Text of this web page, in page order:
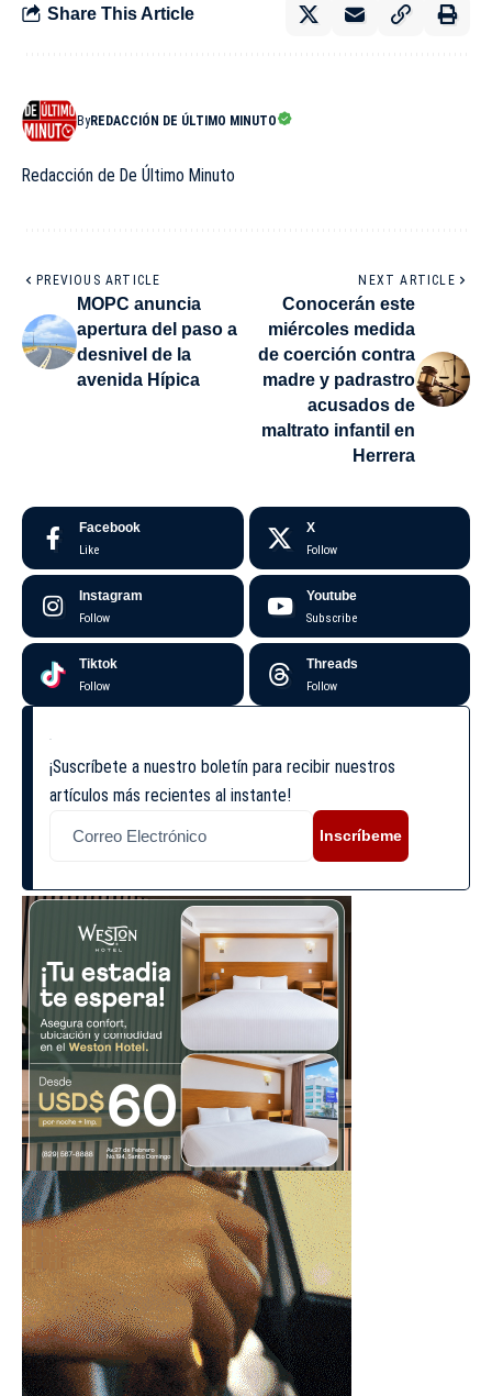
Share This Article
ByREDACCIÓN DE ÚLTIMO MINUTO
Redacción de De Último Minuto
PREVIOUS ARTICLE
MOPC anuncia
apertura del paso a
desnivel de la
avenida Hípica
NEXT ARTICLE
Conocerán este
miércoles medida
de coerción contra
madre y padrastro
acusados de
maltrato infantil en
Herrera
Facebook
Like
X
Follow
Instagram
Follow
Youtube
Subscribe
Tiktok
Follow
Threads
Follow
¡Suscríbete a nuestro boletín para recibir nuestros
artículos más recientes al instante!
Inscríbeme